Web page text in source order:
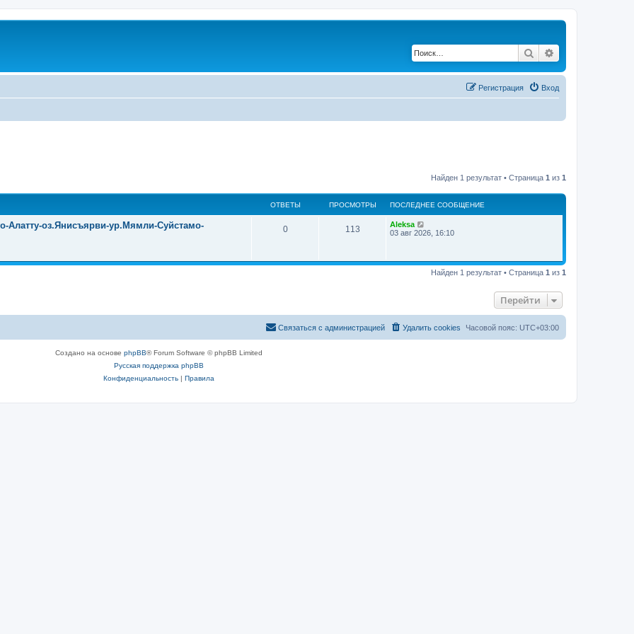
Поиск
Вход
Регистрация
Найден 1 результат • Страница 1 из 1
ОТВЕТЫ ПРОСМОТРЫ ПОСЛЕДНЕЕ СООБЩЕНИЕ
Алатту-оз.Янисъярви-ур.Мямли-Суйстамо-
0 113
Aleksa
03 авг 2026, 16:10
Найден 1 результат • Страница 1 из 1
Перейти
Часовой пояс: UTC+03:00
Удалить cookies
Связаться с администрацией
Создано на основе phpBB® Forum Software © phpBB Limited
Русская поддержка phpBB
Конфиденциальность| Правила